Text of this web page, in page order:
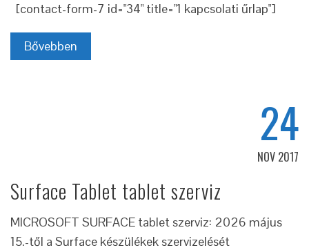
[contact-form-7 id="34" title="1 kapcsolati űrlap"]
Bővebben
24
NOV 2017
Surface Tablet tablet szerviz
MICROSOFT SURFACE tablet szerviz: 2026 május
15.-től a Surface készülékek szervizelését